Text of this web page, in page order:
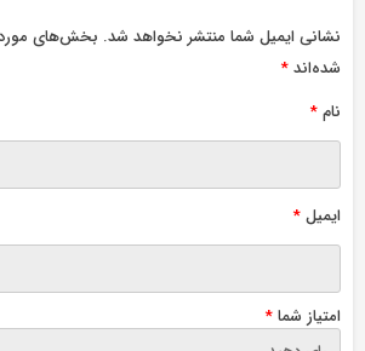
نشانی ایمیل شما منتشر نخواهد شد. بخش‌های
شده‌اند*
نام*
ایمیل*
امتیاز شما*